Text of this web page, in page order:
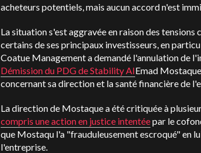
acheteurs potentiels, mais aucun accord n'est
La situation s'est aggravée en raison des
certains de ses principaux investisseurs, en
Coatue Management a demandé l'annulation de
Démission du PDG de Stability AIEmad
concernant sa direction et la santé financière de
La direction de Mostaque a été critiquée à
compris une action en justice intentéepar le
que Mostaqu l'a "frauduleusement escroqué" en
l'entreprise.